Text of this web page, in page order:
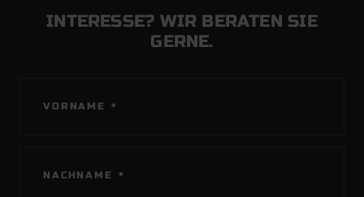
INTERESSE? WIR BERATEN SIE
GERNE.
PFLICHTFELD
VORNAME *
PFLICHTFELD
NACHNAME *